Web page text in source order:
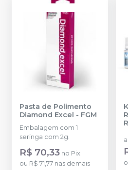
Pasta de Polimento
Diamond Excel - FGM
Embalagem com 1
seringa com 2g.
R$ 70,33 no Pix
ou R$ 71,77 nas demais
R